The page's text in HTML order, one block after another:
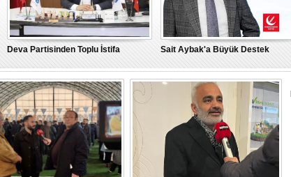
Deva Partisinden Toplu İstifa Sait Aybak'a Büyük Destek